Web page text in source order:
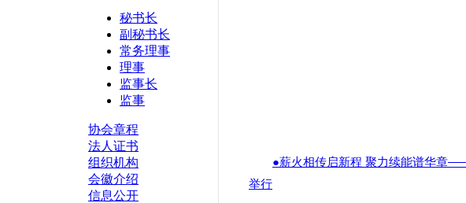
秘书长
副秘书长
常务理事
理事
监事长
监事
协会章程
法人证书
组织机构
会徽介绍
信息公开